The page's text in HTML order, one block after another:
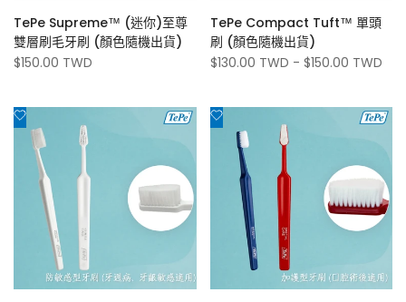
TePe Supreme™ (迷你)至尊
雙層刷毛牙刷 (顏色隨機出貨)
促
$150.00 TWD
TePe Compact Tuft™ 單頭
刷 (顏色隨機出貨)
促
$130.00 TWD - $150.00 TWD
添
加
到
添